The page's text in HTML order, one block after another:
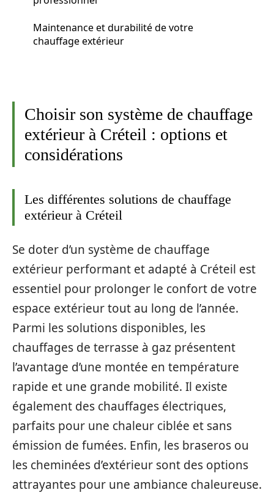
Maintenance et durabilité de votre
chauffage extérieur
Choisir son système de chauffage
extérieur à Créteil : options et
considérations
Les différentes solutions de chauffage
extérieur à Créteil
Se doter d’un système de chauffage
extérieur performant et adapté à Créteil est
essentiel pour prolonger le confort de votre
espace extérieur tout au long de l’année.
Parmi les solutions disponibles, les
chauffages de terrasse à gaz présentent
l’avantage d’une montée en température
rapide et une grande mobilité. Il existe
également des chauffages électriques,
parfaits pour une chaleur ciblée et sans
émission de fumées. Enfin, les braseros ou
les cheminées d’extérieur sont des options
attrayantes pour une ambiance chaleureuse.